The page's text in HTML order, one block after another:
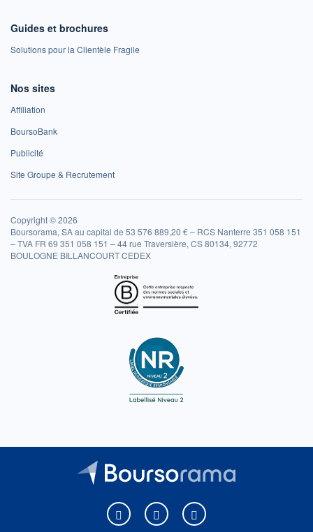
Guides et brochures
Solutions pour la Clientèle Fragile
Nos sites
Affiliation
BoursoBank
Publicité
Site Groupe & Recrutement
Copyright © 2026
Boursorama, SA au capital de 53 576 889,20 € – RCS Nanterre 351 058 151
– TVA FR 69 351 058 151 – 44 rue Traversière, CS 80134, 92772
BOULOGNE BILLANCOURT CEDEX
Boursorama sur Facebook
Boursorama sur XBoursorama sur